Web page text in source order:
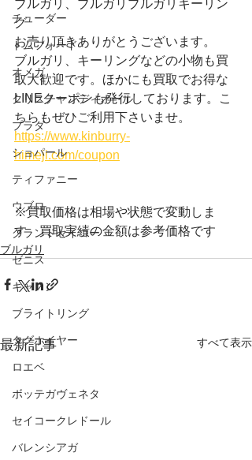
チューダー
トムフォード
オメガ
クリスチャンディオール
プラダ
ショパール
ティファニー
ウブロ
グランドセイコー
ゼニス
キャノン
ブライトリング
タグホイヤー
ロエベ
ボッテガヴェネタ
セイコークレドール
バレンシアガ
ブルガリ、ブルガリブルガリキーリン
グ
お売り頂きありがとうございます。
ブルガリ、キーリングなどの小物も買
取大歓迎です。ほかにも買取でお得な
LINEクーポンも発行しております。こ
ちらもぜひご利用下さいませ。
https://www.kinburry-
himeji.com/coupon
※買取価格は相場や状態で変動しま
す　買取実績の金額は参考価格です
ブルガリ
最新記事 すべて表示